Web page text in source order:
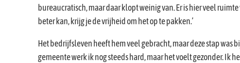
bureaucratisch, maar daar klopt weinig van. Er is hier veel
beter kan, krijg je de vrijheid om het op te pakken.’
Het bedrijfsleven heeft hem veel gebracht, maar deze stap was
gemeente werk ik nog steeds hard, maar het voelt gezonder. Ik